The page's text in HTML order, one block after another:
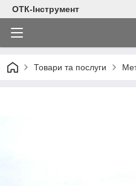
ОТК-Інструмент
Товари та послуги